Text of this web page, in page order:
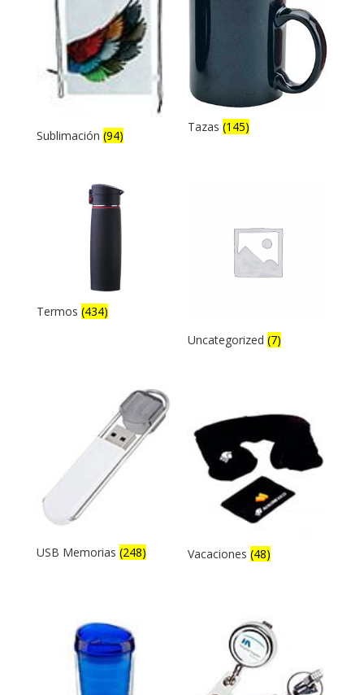
Sublimación (94)
Tazas(145)
Termos (434)
Uncategorized(7)
USB Memorias (248) Vacaciones(48)